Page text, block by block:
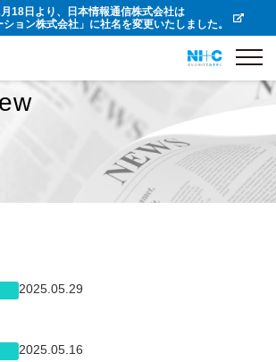
18日より、日本情報通信株式会社は
ション株式会社」に社名を変更いたしました。
2025.05.29
2025.05.16